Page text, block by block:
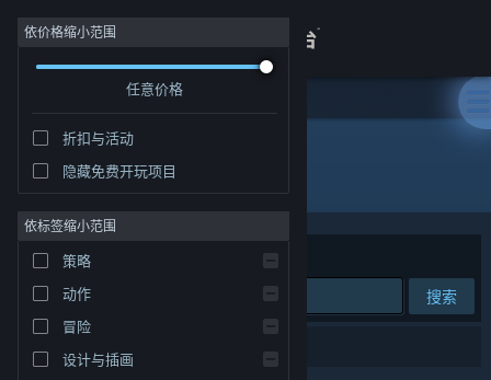
登录
关于
客服
依价格缩小范围
任意价格
折扣与活动
隐藏免费开玩项目
依标签缩小范围
策略
动作
冒险
设计与插画
发行商: 武汉盛天游戏网络科技有限公司
排序依据 相关性
搜索
0 个匹配的搜索结果。